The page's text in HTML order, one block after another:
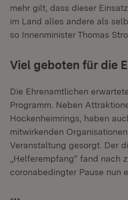
mehr gilt, dass dieser
im Land alles andere als
so Innenminister Thomas
Viel geboten für die
Die Ehrenamtlichen
Programm. Neben
Hockenheimrings, haben
mitwirkenden
Veranstaltung gesorgt. Der
„Helferempfang“ fand nach
coronabedingter Pause nun